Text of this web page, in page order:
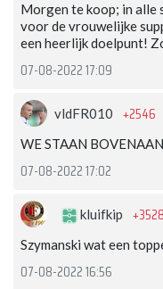
Morgen te koop; in alle
voor de vrouwelijke
een heerlijk doelpunt!
07-08-2022 17:09
vldFR010 +2546
WE STAAN
07-08-2022 17:02
kluifkip +3528
Szymanski wat een
07-08-2022 16:56